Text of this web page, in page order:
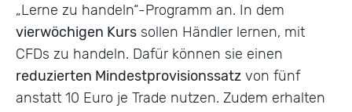
„Lerne zu handeln“-Programm an. In dem
vierwöchigen Kurs sollen Händler lernen, mit
CFDs zu handeln. Dafür können sie einen
reduzierten Mindestprovisionssatz von fünf
anstatt 10 Euro je Trade nutzen. Zudem erhalten